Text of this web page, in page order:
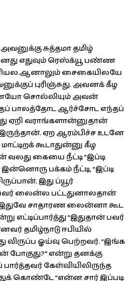
சுத்தமா தமிழ்
எதுவும் ரெஸ்க்யூ பண்ண
சைகையிலயே
புரிஞ்சுது. அவனக் கீழ
சொல்லியும் அவன்
பாலத்தோட ஆர்ச்சோட எந்தப்
ஏறி வராங்களான்னுதான்
ஏற ஆரம்பிச்ச உடனே
கூடாதுன்னு கீழ
வலது கையை நீட்டி “இப்டி
இன்னொரு பக்கம் நீட்டி, “இப்டி
இது ப்யூர்
லைன்ல பட்டதுனாலதான்
சாதாரண லைன்னா கூட
எட்டிப்பார்த்து “இதுதான் பவர்
தமிழ்நாடு ஈபியில்
விருப்ப ஓய்வு பெற்றவர். “இங்க
போகுது?” என்று தனக்கு
கேள்வியிலிருந்த
கொண்டே “என்ன சார் இப்படி